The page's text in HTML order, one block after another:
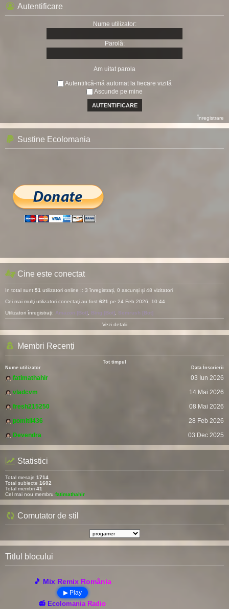
Autentificare
Nume utilizator:
Parolă:
Am uitat parola
Autentifică-mă automat la fiecare vizită
Ascunde pe mine
Înregistrare
Sustine Ecolomania
Cine este conectat
In total sunt 51 utilizatori online :: 3 înregistrați, 0 ascunși și 48 vizitatori
Cei mai mulţi utilizatori conectaţi au fost 621 pe 24 Feb 2026, 10:44
Utilizatori înregistraţi: Amazon [Bot] Bing [Bot] Semrush [Bot]
Vezi detalii
Membri Recenți
Tot timpul
Nume utilizator
Data Înscrierii
fatimathahir
03 Iun 2026
vladcvm
14 Mai 2026
fresh215250
08 Mai 2026
pomitil436
28 Feb 2026
Devendra
03 Dec 2025
Statistici
Total mesaje 1714
Total subiecte 1602
Total membri 41
Cel mai nou membru fatimathahir
Comutator de stil
Titlul blocului
🎵 Mix Remix România
▶ Play
📻 Ecolomania Radio